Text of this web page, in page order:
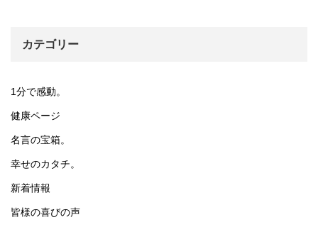
カテゴリー
1分で感動。
健康ページ
名言の宝箱。
幸せのカタチ。
新着情報
皆様の喜びの声